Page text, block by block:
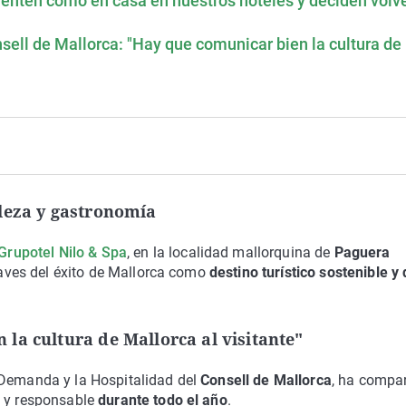
de Mallorca: "Hay que comunicar bien la cultura
y gastronomía
Nilo & Spa, en la localidad mallorquina de Paguera
del éxito de Mallorca como destino turístico sostenible y
la cultura de Mallorca al visitante"
y la Hospitalidad delConsell de Mallorca, ha
y responsabledurante todo el año.